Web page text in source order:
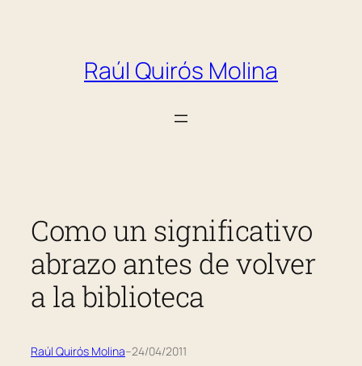
Raúl Quirós Molina
Como un significativo
abrazo antes de volver
a la biblioteca
Raúl Quirós Molina–24/04/2011